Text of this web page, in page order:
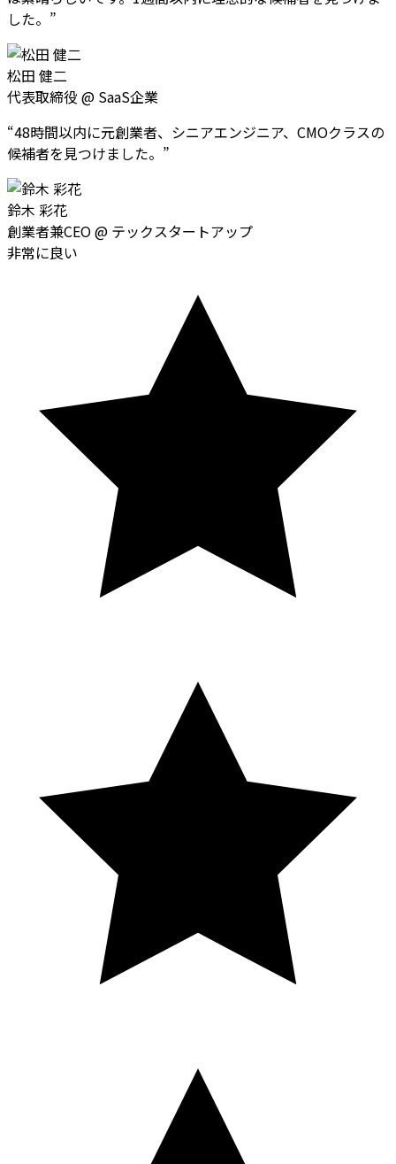
した。 ”
松田 健二
代表取締役 @ SaaS企業
“48時間以内に元創業者、シニアエンジニア、CMOクラスの
候補者を見つけました。 ”
鈴木 彩花
創業者兼CEO@ テックスタートアップ
非常に良い